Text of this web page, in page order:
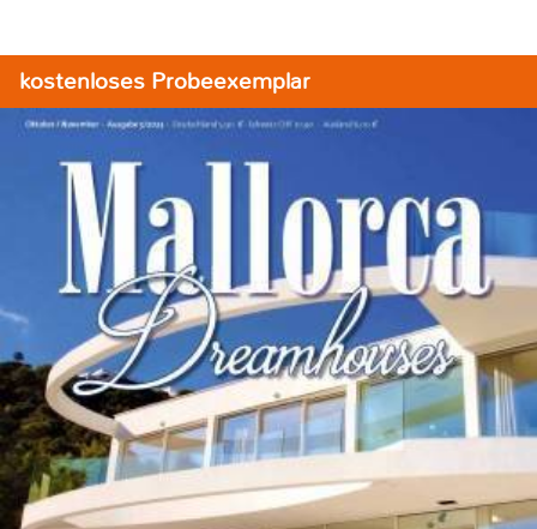
kostenloses Probeexemplar